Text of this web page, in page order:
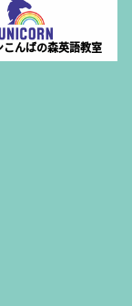
こんばの森英語教室